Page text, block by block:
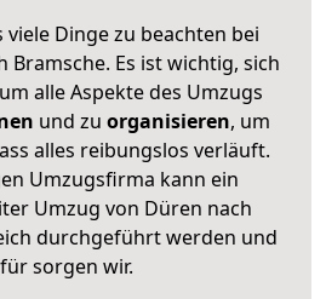
viele Dinge zu beachten bei
Bramsche. Es ist wichtig, sich
alle Aspekte des Umzugs
und zu organisieren, um
alles reibungslos verläuft.
Umzugsfirma kann ein
Umzug von Düren nach
durchgeführt werden und
sorgen wir.